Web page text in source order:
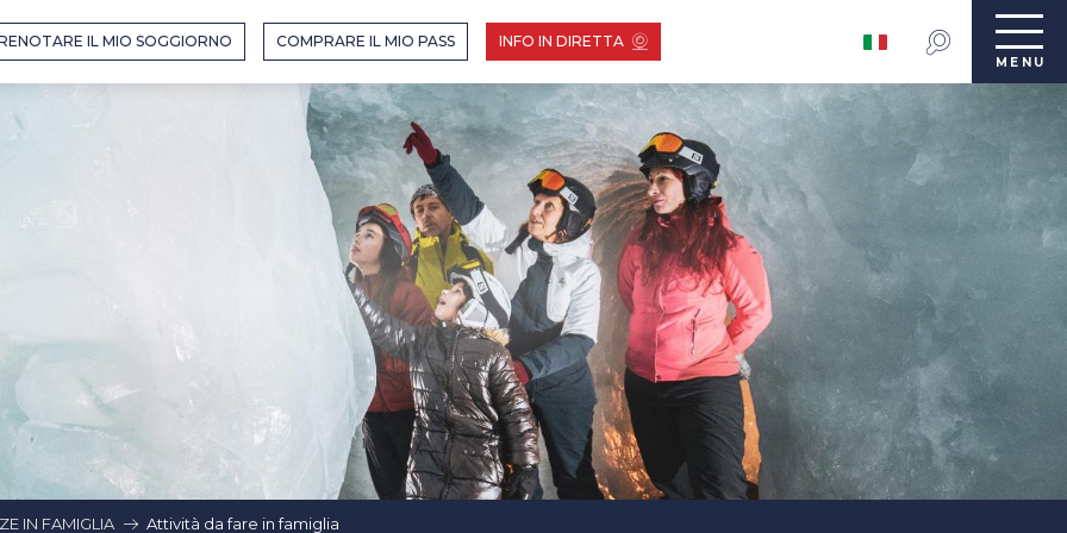
: PASSER EN MODE ÉTÉ
HIVER : PASSER EN MODE ÉTÉ
IL MIO SOGGIORNO COMPRARE IL MIO PASS INFO IN DIRETTA
MENU
IN FAMIGLIA Attività da fare in famiglia